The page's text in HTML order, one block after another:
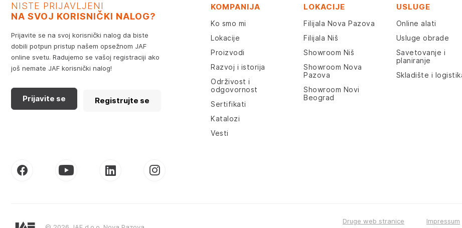
NISTE PRIJAVLJENI
NA SVOJ KORISNIČKI NALOG?
Prijavite se na svoj korisnički nalog da biste
dobili potpun pristup našem opsežnom JAF
online svetu. Radujemo se vašoj registraciji ako
još nemate JAF korisnički nalog!
Prijavite se Registrujte se
KOMPANIJA
Ko smo mi
Lokacije
Proizvodi
Razvoj i istorija
Održivost i
odgovornost
Sertifikati
Katalozi
Vesti
LOKACIJE
Filijala Nova Pazova
Filijala Niš
Showroom Niš
Showroom Nova
Pazova
Showroom Novi
Beograd
USLUGE
Online alati
Usluge obrade
Savetovanje i
planiranje
Skladište i
Druge web stranice Impressum